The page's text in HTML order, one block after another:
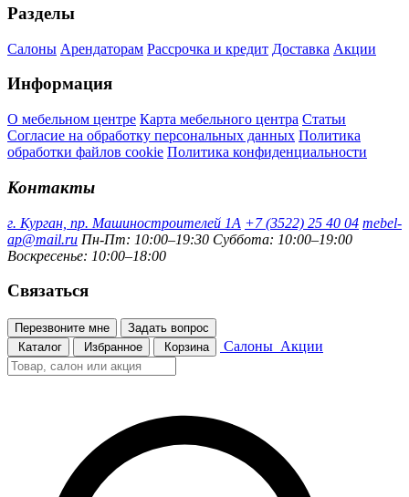
Разделы
Салоны Арендаторам Рассрочка и кредит Доставка Акции
Информация
О мебельном центре Карта мебельного центра Статьи
Согласие на обработку персональных данных Политика
обработки файлов cookie Политика конфиденциальности
Контакты
г. Курган, пр. Машиностроителей 1А +7 (3522) 25 40 04 mebel-
ap@mail.ru Пн-Пт: 10:00–19:30 Суббота: 10:00–19:00
Воскресенье: 10:00–18:00
Связаться
Перезвоните мне
Задать вопрос
Каталог
Избранное Корзина Салоны Акции